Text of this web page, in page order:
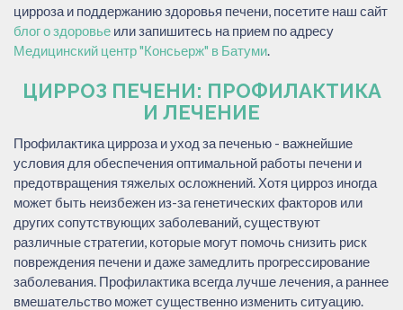
цирроза и поддержанию здоровья печени, посетите наш сайт
блог о здоровье или запишитесь на прием по адресу
Медицинский центр "Консьерж" в Батуми.
ЦИРРОЗ ПЕЧЕНИ: ПРОФИЛАКТИКА
И ЛЕЧЕНИЕ
Профилактика цирроза и уход за печенью - важнейшие
условия для обеспечения оптимальной работы печени и
предотвращения тяжелых осложнений. Хотя цирроз иногда
может быть неизбежен из-за генетических факторов или
других сопутствующих заболеваний, существуют
различные стратегии, которые могут помочь снизить риск
повреждения печени и даже замедлить прогрессирование
заболевания. Профилактика всегда лучше лечения, а раннее
вмешательство может существенно изменить ситуацию.